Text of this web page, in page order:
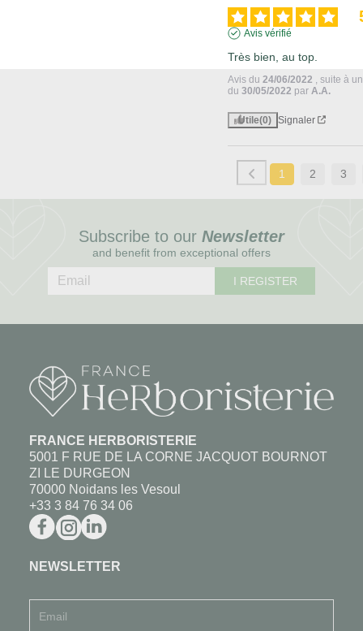
Avis vérifié
Très bien, au top.
Avis du24/06/2022
, suite à
du30/05/2022 par A.A.
Utile(0) Signaler
1 2 3
Subscribe to our Newsletter
and benefit from exceptional offers
I REGISTER
FRANCE HERBORISTERIE
5001 F RUE DE LA CORNE JACQUOT BOURNOT
ZI LE DURGEON
70000 Noidans les Vesoul
+33 3 84 76 34 06
NEWSLETTER